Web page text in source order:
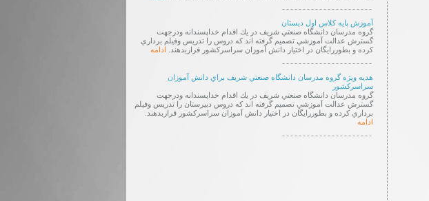
----------------------
آموزش پایه کلاس اول دبستان
گروه مدرسان دانشگاه صنعتي شريف در يك اقدام خداپسندانه ودرجهت
گسترش عدالت آموزشي تصميم گرفته اند كه دروس را تدريس وفيلم برداري
كرده و بطوررايگان در اختيار دانش آموزان سراسركشور قراربدهند.
ادامه
----------------------
هديه ويژه گروه مدرسان دانشگاه صنعتي شريف براي دانش آموزان
سراسركشور
گروه مدرسان دانشگاه صنعتي شريف در يك اقدام خداپسندانه ودرجهت
گسترش عدالت آموزشي تصميم گرفته اند كه دروس دبيرستان را تدريس وفيلم
برداري كرده و بطوررايگان در اختيار دانش آموزان سراسركشور قراربدهند.
ادامه
----------------------